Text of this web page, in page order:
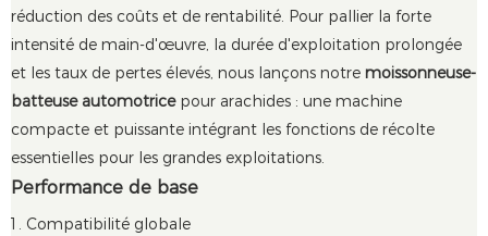
réduction des coûts et de rentabilité. Pour pallier la forte
intensité de main-d'œuvre, la durée d'exploitation prolongée
et les taux de pertes élevés, nous lançons notre moissonneuse-
batteuse automotricepour arachides : une machine
compacte et puissante intégrant les fonctions de récolte
essentielles pour les grandes exploitations.
Performance de base
Compatibilité globale